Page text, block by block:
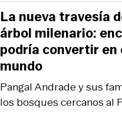
Pangal Andrade y sus
los bosques cercanos al
La nueva travesía
árbol milenario:
podría convertir
mundo